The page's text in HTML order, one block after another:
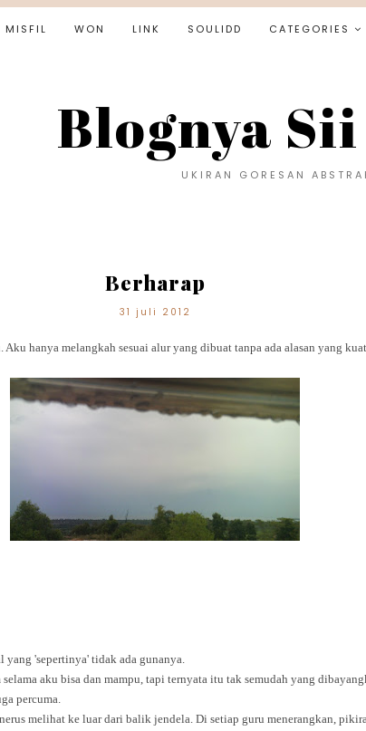
MISFIL WON LINK SOULIDD CATEGORIES
Blognya
UKIRAN GORESAN
Berharap
31 juli 2012
hanya melangkah sesuai alur yang dibuat tanpa ada alasan yang
'sepertinya' tidak ada gunanya.
aku bisa dan mampu, tapi ternyata itu tak semudah yang
percuma.
melihat ke luar dari balik jendela. Di setiap guru menerangkan,